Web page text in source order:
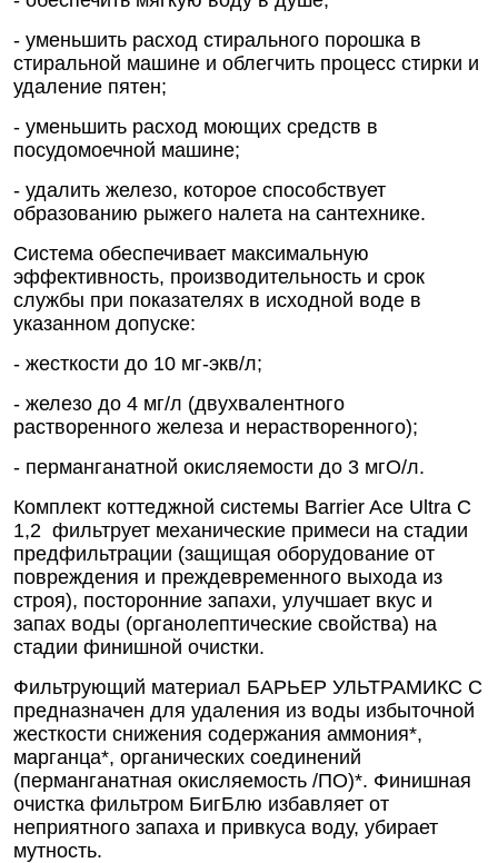
- уменьшить расход стирального порошка в
стиральной машине и облегчить процесс стирки и
удаление пятен;
- уменьшить расход моющих средств в
посудомоечной машине;
- удалить железо, которое способствует
образованию рыжего налета на сантехнике.
Система обеспечивает максимальную
эффективность, производительность и срок
службы при показателях в исходной воде в
указанном допуске:
- жесткости до 10 мг-экв/л;
- железо до 4 мг/л (двухвалентного
растворенного железа и нерастворенного);
- перманганатной окисляемости до 3 мгО/л.
Комплект коттеджной системы Barrier Ace Ultra С
1,2 фильтрует механические примеси на стадии
предфильтрации (защищая оборудование от
повреждения и преждевременного выхода из
строя), посторонние запахи, улучшает вкус и
запах воды (органолептические свойства) на
стадии финишной очистки.
Фильтрующий материал БАРЬЕР УЛЬТРАМИКС С
предназначен для удаления из воды избыточной
жесткости снижения содержания аммония*,
марганца*, органических соединений
(перманганатная окисляемость /ПО)*. Финишная
очистка фильтром БигБлю избавляет от
неприятного запаха и привкуса воду, убирает
мутность.